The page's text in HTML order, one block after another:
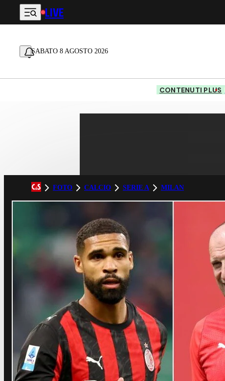
Vai al contenuto principale
LIVE
SABATO 8 AGOSTO 2026
CONTENUTI PLUS
FOTO CALCIO SERIE A MILAN